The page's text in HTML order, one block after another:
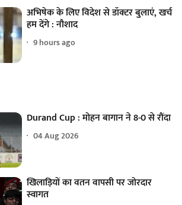
अभिषेक के लिए विदेश से डॉक्टर बुलाएं, खर्च
हम देंगे : नौशाद
9 hours ago
Durand Cup : मोहन बागान ने 8-0 से रौंदा
04 Aug 2026
खिलाड़ियों का वतन वापसी पर जोरदार
स्वागत